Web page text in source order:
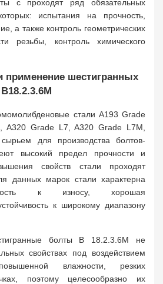
с проходят ряд обязательных
испытания на прочность,
а также контроль геометрических
резьбы, контроль химического
применение шестигранных
стали A193 Grade
A320 Grade L7, A320 Grade L7M,
для производства болтов-
высокий предел прочности и
свойств стали проходят
данных марок стали характерна
к износу, хорошая
к широкому диапазону
болты B 18.2.3.6M не
свойствах под воздействием
влажности, резких
поэтому целесообразно их